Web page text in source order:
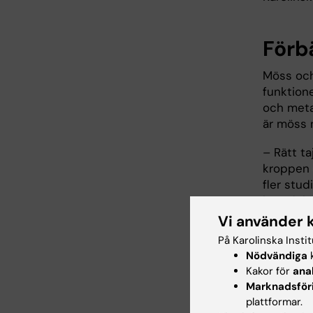
Möss
och
är möss
– Rätt
fler
Studien
Novo
Vi använder
På Karolinska
Nödvändiga
Kakor för
plattformar.